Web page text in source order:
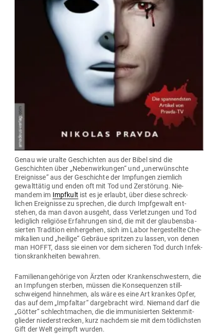
Genau wie uralte Geschichten aus der Bibel sind die
Geschichten über „Neben­wir­kungen“ und „uner­wünschte
Ereig­nisse“ aus der Geschichte der Imp­fungen ziemlich
gewalt­tätig und enden oft mit Tod und Zer­störung. Nie­
mandem im Impfkult ist es je erlaubt, über diese schreck­
lichen Ereig­nisse zu sprechen, die durch Impf­gewalt ent­
stehen, da man davon ausgeht, dass Ver­let­zungen und Tod
lediglich reli­giöse Erfah­rungen sind, die mit der glau­bens­ba­
sierten Tra­dition ein­her­gehen, sich im Labor her­ge­stellte Che­
mi­kalien und „heilige“ Gebräue spritzen zu lassen, von denen
man HOFFT, dass sie einen vor dem sicheren Tod durch Infek­
ti­ons­krank­heiten bewahren.
Fami­li­en­an­ge­hörige von Ärzten oder Kran­ken­schwestern, die
an Imp­fungen sterben, müssen die Kon­se­quenzen still­
schweigend hin­nehmen, als wäre es eine Art krankes Opfer,
das auf dem „Impfaltar“ dar­ge­bracht wird. Niemand darf die
„Götter“ schlecht­machen, die die immu­ni­sierten Sek­ten­mit­
glieder nie­der­strecken, kurz nachdem sie mit dem töd­lichsten
Gift der Welt geimpft wurden.